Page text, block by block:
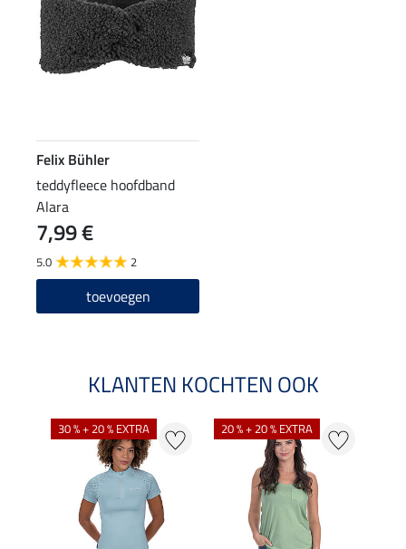
Felix Bühler
teddyfleece hoofdband
Alara
7,99 €
5.0 2
toevoegen
KLANTEN KOCHTEN OOK
30 % + 20 % EXTRA 20 % + 20 % EXTRA